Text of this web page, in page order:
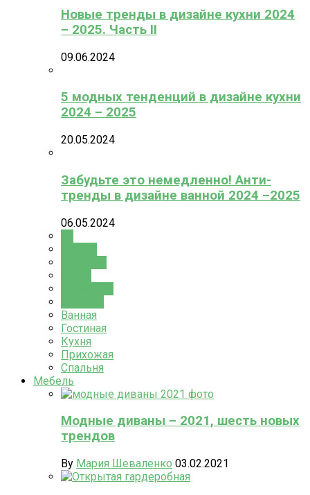
Новые тренды в дизайне кухни 2024
– 2025. Часть II
09.06.2024
5 модных тенденций в дизайне кухни
2024 – 2025
20.05.2024
Забудьте это немедленно! Анти-
тренды в дизайне ванной 2024 –2025
06.05.2024
Ванная
Гостиная
Кухня
Прихожая
Спальня
Мебель
Модные диваны – 2021, шесть новых
трендов
By Мария Шеваленко 03.02.2021